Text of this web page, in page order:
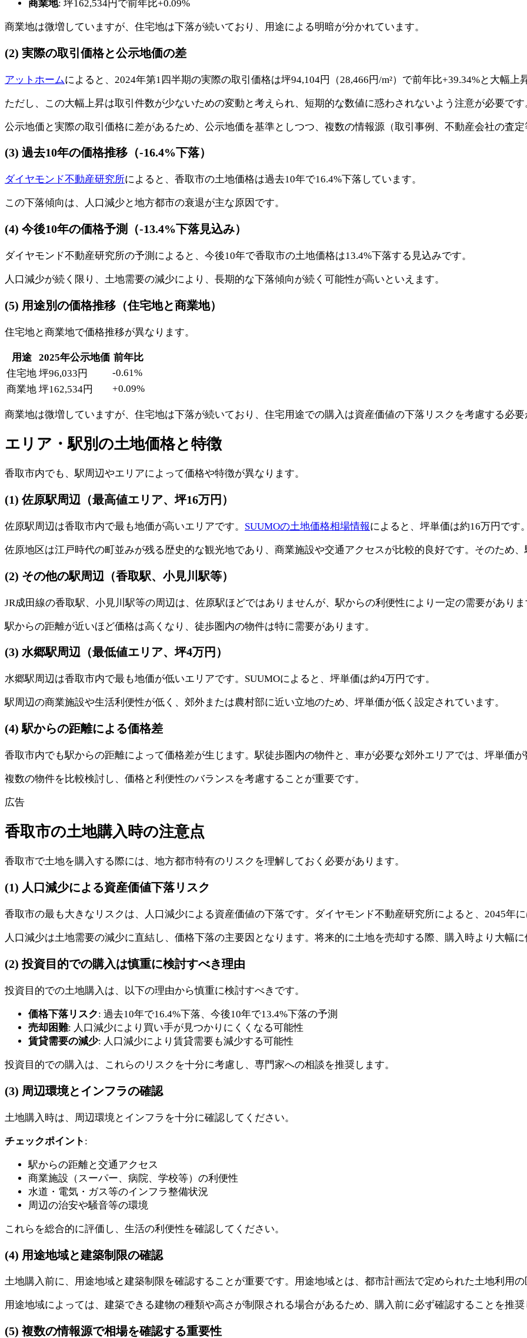
商業地: 坪162,534円で前年比+0.09%
商業地は微増していますが、住宅地は下落が続いており、用途による明暗が分かれています。
(2) 実際の取引価格と公示地価の差
アットホームによると、2024年第1四半期の実際の取引価格は坪94,104円（28,466円/m²）で前年比+39.34%と大幅上
ただし、この大幅上昇は取引件数が少ないための変動と考えられ、短期的な数値に惑わされないよう注意が必要です
公示地価と実際の取引価格に差があるため、公示地価を基準としつつ、複数の情報源（取引事例、不動産会社の査
(3) 過去10年の価格推移（-16.4%下落）
ダイヤモンド不動産研究所によると、香取市の土地価格は過去10年で16.4%下落しています。
この下落傾向は、人口減少と地方都市の衰退が主な原因です。
(4) 今後10年の価格予測（-13.4%下落見込み）
ダイヤモンド不動産研究所の予測によると、今後10年で香取市の土地価格は13.4%下落する見込みです。
人口減少が続く限り、土地需要の減少により、長期的な下落傾向が続く可能性が高いといえます。
(5) 用途別の価格推移（住宅地と商業地）
住宅地と商業地で価格推移が異なります。
用途 2025年公示地価 前年比
住宅地 坪96,033円
-0.61%
商業地 坪162,534円 +0.09%
商業地は微増していますが、住宅地は下落が続いており、住宅用途での購入は資産価値の下落リスクを考慮する必
エリア・駅別の土地価格と特徴
香取市内でも、駅周辺やエリアによって価格や特徴が異なります。
(1) 佐原駅周辺（最高値エリア、坪16万円）
佐原駅周辺は香取市内で最も地価が高いエリアです。 SUUMOの土地価格相場情報によると、坪単価は約16万円です
佐原地区は江戸時代の町並みが残る歴史的な観光地であり、商業施設や交通アクセスが比較的良好です。そのため
(2) その他の駅周辺（香取駅、小見川駅等）
JR成田線の香取駅、小見川駅等の周辺は、佐原駅ほどではありませんが、駅からの利便性により一定の需要があり
駅からの距離が近いほど価格は高くなり、徒歩圏内の物件は特に需要があります。
(3) 水郷駅周辺（最低値エリア、坪4万円）
水郷駅周辺は香取市内で最も地価が低いエリアです。SUUMOによると、坪単価は約4万円です。
駅周辺の商業施設や生活利便性が低く、郊外または農村部に近い立地のため、坪単価が低く設定されています。
(4) 駅からの距離による価格差
香取市内でも駅からの距離によって価格差が生じます。駅徒歩圏内の物件と、車が必要な郊外エリアでは、坪単価
複数の物件を比較検討し、価格と利便性のバランスを考慮することが重要です。
広告
香取市の土地購入時の注意点
香取市で土地を購入する際には、地方都市特有のリスクを理解しておく必要があります。
(1) 人口減少による資産価値下落リスク
香取市の最も大きなリスクは、人口減少による資産価値の下落です。ダイヤモンド不動産研究所によると、2045年
人口減少は土地需要の減少に直結し、価格下落の主要因となります。将来的に土地を売却する際、購入時より大幅
(2) 投資目的での購入は慎重に検討すべき理由
投資目的での土地購入は、以下の理由から慎重に検討すべきです。
価格下落リスク: 過去10年で16.4%下落、今後10年で13.4%下落の予測
売却困難: 人口減少により買い手が見つかりにくくなる可能性
賃貸需要の減少: 人口減少により賃貸需要も減少する可能性
投資目的での購入は、これらのリスクを十分に考慮し、専門家への相談を推奨します。
(3) 周辺環境とインフラの確認
土地購入時は、周辺環境とインフラを十分に確認してください。
チェックポイント :
駅からの距離と交通アクセス
商業施設（スーパー、病院、学校等）の利便性
水道・電気・ガス等のインフラ整備状況
周辺の治安や騒音等の環境
これらを総合的に評価し、生活の利便性を確認してください。
(4) 用途地域と建築制限の確認
土地購入前に、用途地域と建築制限を確認することが重要です。用途地域とは、都市計画法で定められた土地利用
用途地域によっては、建築できる建物の種類や高さが制限される場合があるため、購入前に必ず確認することを推
(5) 複数の情報源で相場を確認する重要性